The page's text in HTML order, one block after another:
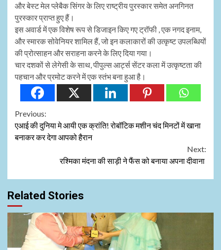
और बेस्ट मेल प्लेबैक सिंगर के लिए राष्ट्रीय पुरस्कार समेत अनगिनत
पुरस्कार प्राप्त हुए हैं।
इस अवार्ड में एक विशेष रूप से डिजाइन किए गए ट्रॉफी , एक नगद इनाम,
और स्मारक सोवेनियर शामिल हैं, जो इन कलाकारों की उत्कृष्ट उपलब्धियों
की प्रोत्साहन और सराहना करने के लिए दिया गया।
चार दशकों से लेगेसी के साथ, पीपुल्स आर्ट्स सेंटर कला में उत्कृष्टता की
पहचान और प्रमोट करने में एक स्तंभ बना हुआ है।
Continue
Reading
Previous:
एआई की दुनिया मे आयी एक क्रांति! रोबॉटिक मशीन चंद मिनटों में खाना
बनाकर कर देगा आपको हैरान
Next:
रश्मिका मंदना की साड़ी ने फैंस को बनाया अपना दीवाना
Related Stories